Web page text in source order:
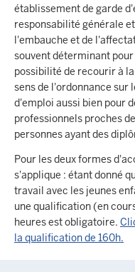
établissement de garde
responsabilité générale
l'embauche et de
souvent déterminant
possibilité de recourir à
sens de l'ordonnance sur
d'emploi aussi bien pour
professionnels proches
personnes ayant des
Pour les deux formes
s'applique : étant donné
travail avec les jeunes
une qualification (en
heures est obligatoire.
la qualification de 160h.